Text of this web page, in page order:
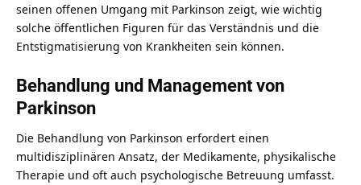
seinen offenen Umgang mit Parkinson zeigt, wie wichtig
solche öffentlichen Figuren für das Verständnis und die
Entstigmatisierung von Krankheiten sein können.
Behandlung und Management von
Parkinson
Die Behandlung von Parkinson erfordert einen
multidisziplinären Ansatz, der Medikamente, physikalische
Therapie und oft auch psychologische Betreuung umfasst.